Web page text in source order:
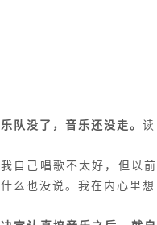
乐队没了，音乐还没走。
我自己唱歌不太好，但以
什么也没说。我在内心里